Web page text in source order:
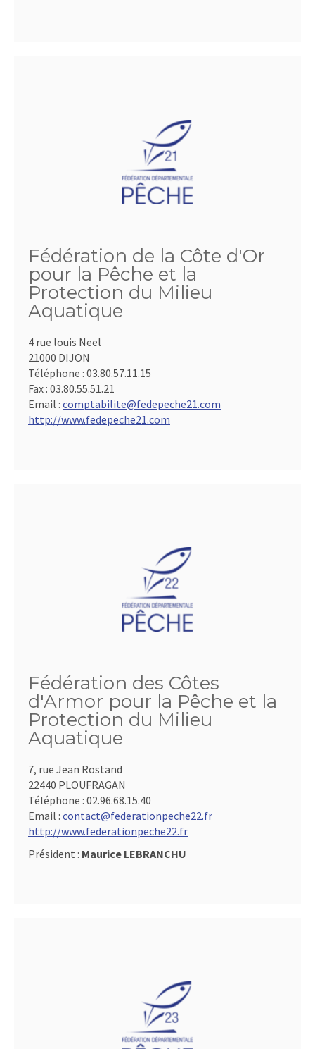
Fédération de la Côte d'Or
pour la Pêche et la
Protection du Milieu
Aquatique
4 rue louis Neel
21000 DIJON
Téléphone : 03.80.57.11.15
Fax : 03.80.55.51.21
Email : comptabilite@fedepeche21.com
http://www.fedepeche21.com
Fédération des Côtes
d'Armor pour la Pêche et la
Protection du Milieu
Aquatique
7, rue Jean Rostand
22440 PLOUFRAGAN
Téléphone : 02.96.68.15.40
Email : contact@federationpeche22.fr
http://www.federationpeche22.fr
Président : Maurice LEBRANCHU